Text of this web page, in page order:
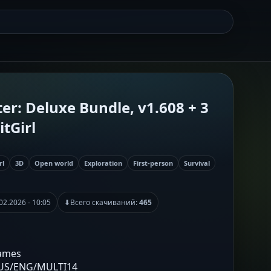
Deluxe Bundle, v1.608 + 3
3D Open world Exploration First-person Survival
- 10:05 ⬇Всего скачиваний:465
ENG/MULTI14